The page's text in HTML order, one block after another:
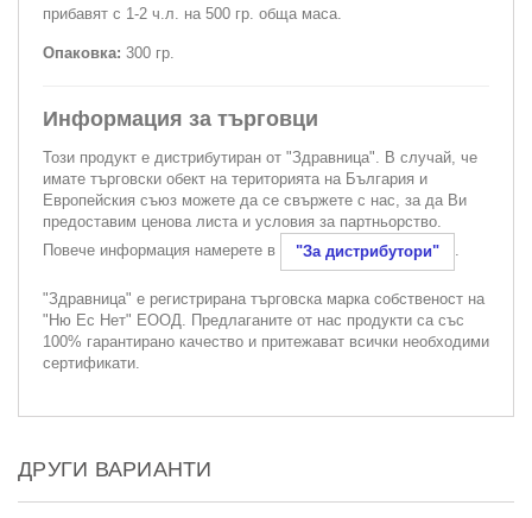
прибавят с 1-2 ч.л. на 500 гр. обща маса.
Опаковка: 300 гр.
Информация за търговци
Този продукт е дистрибутиран от "Здравница". В случай, че
имате търговски обект на територията на България и
Европейския съюз можете да се свържете с нас, за да Ви
предоставим ценова листа и условия за партньорство.
Повече информация намерете в
"За дистрибутори" .
"Здравница" е регистрирана търговска марка собственост на
"Ню Ес Нет" ЕООД. Предлаганите от нас продукти са със
100% гарантирано качество и притежават всички необходими
сертификати.
ДРУГИ ВАРИАНТИ